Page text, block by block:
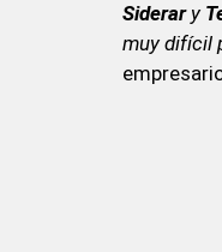
Siderary
muy difícil